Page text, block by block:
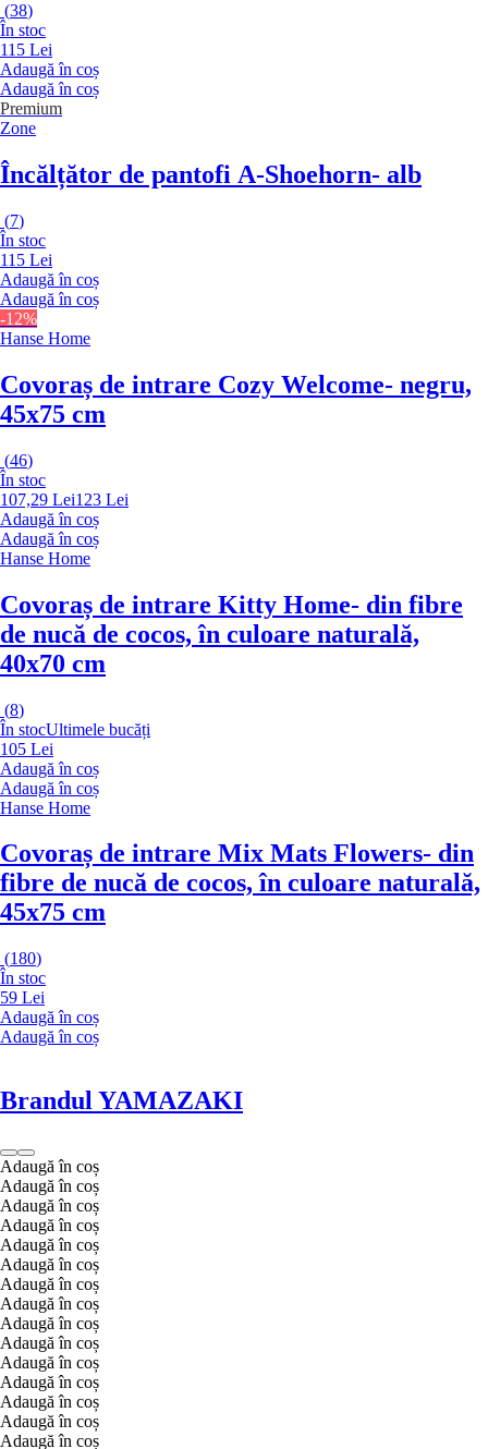
(38)
În stoc
115 Lei
Adaugă în coș
Adaugă în coș
Premium
Zone
Încălțător de pantofi A-Shoehorn- alb
(7)
În stoc
115 Lei
Adaugă în coș
Adaugă în coș
-12%
Hanse Home
Covoraș de intrare Cozy Welcome- negru,
45x75 cm
(46)
În stoc
107,29 Lei123 Lei
Adaugă în coș
Adaugă în coș
Hanse Home
Covoraș de intrare Kitty Home- din fibre
de nucă de cocos, în culoare naturală,
40x70 cm
(8)
În stocUltimele bucăți
105 Lei
Adaugă în coș
Adaugă în coș
Hanse Home
Covoraș de intrare Mix Mats Flowers- din
fibre de nucă de cocos, în culoare naturală,
45x75 cm
(180)
În stoc
59 Lei
Adaugă în coș
Adaugă în coș
Brandul YAMAZAKI
Adaugă în coș
Adaugă în coș
Adaugă în coș
Adaugă în coș
Adaugă în coș
Adaugă în coș
Adaugă în coș
Adaugă în coș
Adaugă în coș
Adaugă în coș
Adaugă în coș
Adaugă în coș
Adaugă în coș
Adaugă în coș
Adaugă în coș